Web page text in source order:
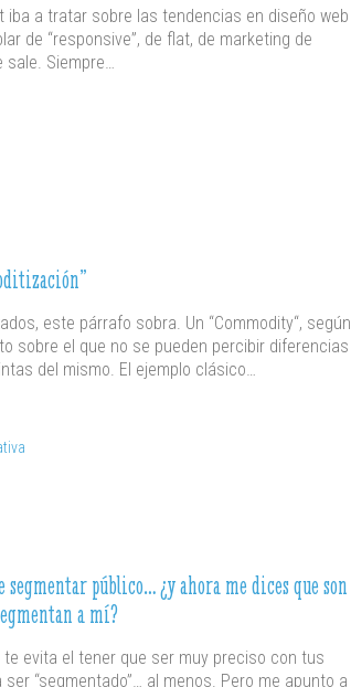
iba a tratar sobre las tendencias en diseño web
de “responsive”, de flat, de marketing de
sale. Siempre…
este párrafo sobra. Un “Commodity“, según
sobre el que no se pueden percibir diferencias
del mismo. El ejemplo clásico…
segmentar público… ¿y ahora me dices que son
a mí?
evita el tener que ser muy preciso con tus
“segmentado”… al menos. Pero me apunto a